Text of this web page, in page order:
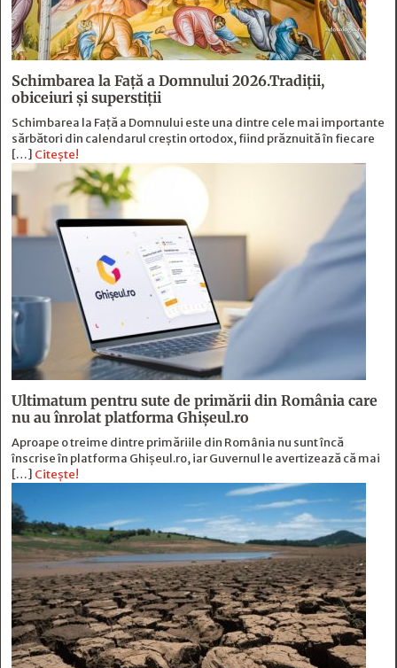
Schimbarea la Față a Domnului 2026.Tradiții,
obiceiuri și superstiții
Schimbarea la Față a Domnului este una dintre cele mai importante
sărbători din calendarul creștin ortodox, fiind prăznuită în fiecare
[…] Citește!
Ultimatum pentru sute de primării din România care
nu au înrolat platforma Ghișeul.ro
Aproape o treime dintre primăriile din România nu sunt încă
înscrise în platforma Ghișeul.ro, iar Guvernul le avertizează că mai
[…] Citește!